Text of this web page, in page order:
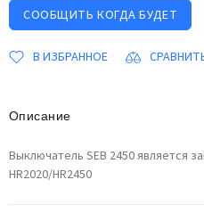
СООБЩИТЬ КОГДА БУДЕТ
В ИЗБРАННОЕ
Описание
Выключатель SEB 2450 является
HR2020/HR2450